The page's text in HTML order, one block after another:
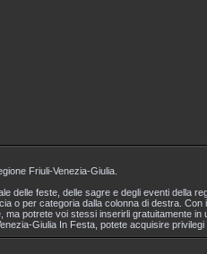
Friuli-Venezia-Giulia.
delle feste, delle sagre e degli eventi della
o per categoria dalla colonna di destra.
ma potrete voi stessi inserirli gratuitamente
Giulia In Festa, potete acquisire